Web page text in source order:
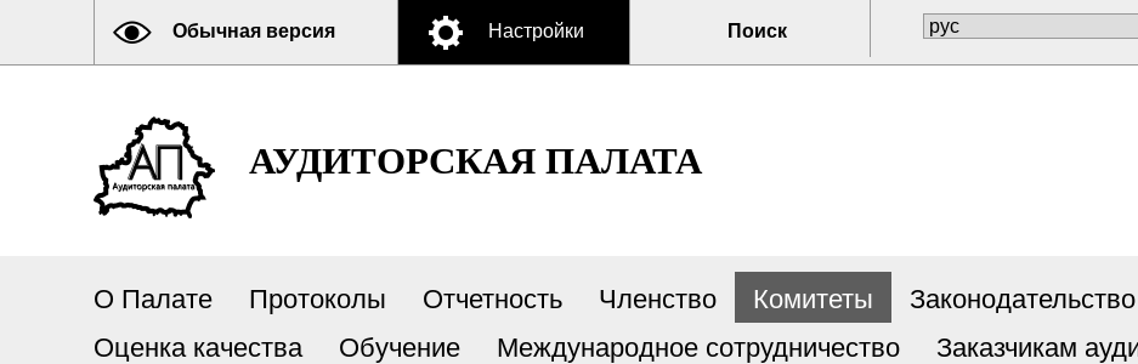
Обычная версия Настройки Поиск
АУДИТОРСКАЯ ПАЛАТА
О Палате Протоколы Отчетность Членство Комитеты Законодательство
Оценка качества
Обучение Международное сотрудничество Заказчикам